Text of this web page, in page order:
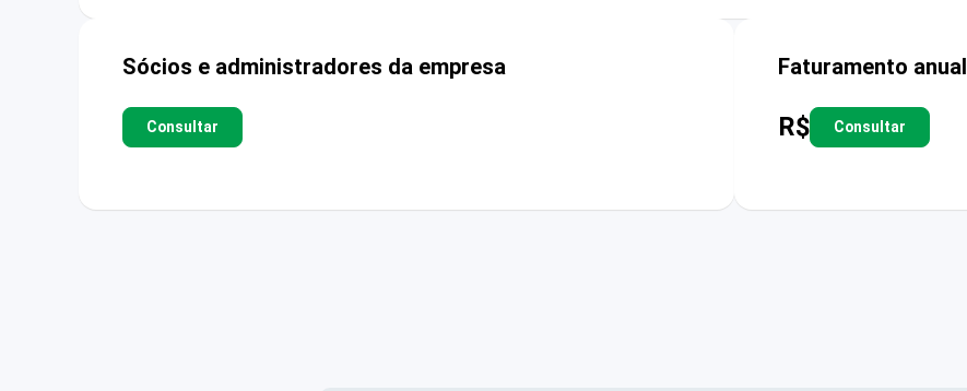
Sócios e administradores da empresa
Consultar
Faturamento anual
R$ Consultar